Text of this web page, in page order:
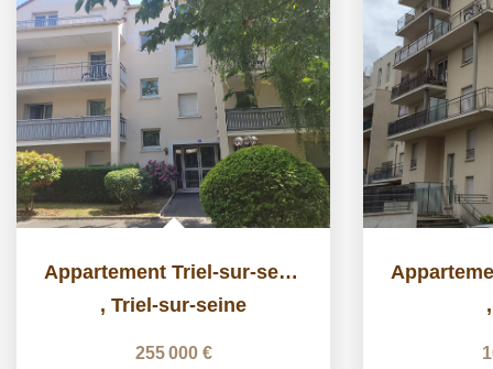
Appartement Triel-sur-seine 3 pièce(s) 68.15 m2
, Triel-sur-seine
255 000 €